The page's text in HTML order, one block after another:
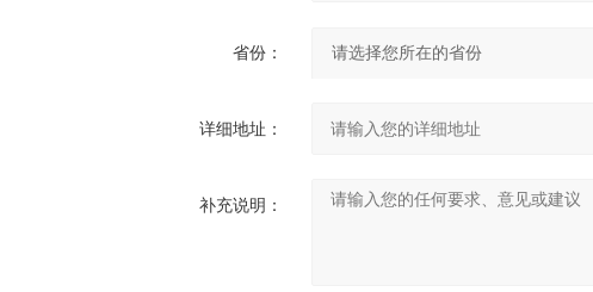
省份：
详细地址：
补充说明：